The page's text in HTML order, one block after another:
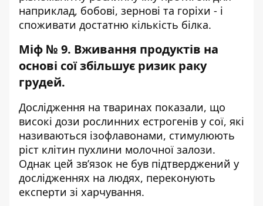
наприклад, бобові, зернові та горіхи - і
споживати достатню кількість білка.
Міф № 9. Вживання продуктів на
основі сої збільшує ризик раку
грудей.
Дослідження на тваринах показали, що
високі дози рослинних естрогенів у сої, які
називаються ізофлавонами, стимулюють
ріст клітин пухлини молочної залози.
Однак цей зв’язок не був підтверджений у
дослідженнях на людях, переконують
експерти зі харчування.